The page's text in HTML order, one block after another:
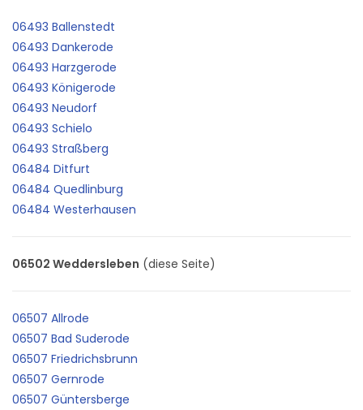
06493 Ballenstedt
06493 Dankerode
06493 Harzgerode
06493 Königerode
06493 Neudorf
06493 Schielo
06493 Straßberg
06484 Ditfurt
06484 Quedlinburg
06484 Westerhausen
06502 Weddersleben (diese Seite)
06507 Allrode
06507 Bad Suderode
06507 Friedrichsbrunn
06507 Gernrode
06507 Güntersberge